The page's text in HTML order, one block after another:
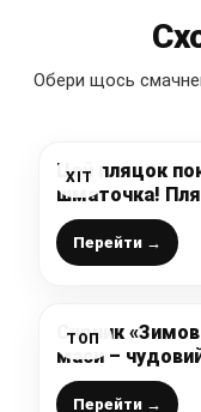
Обери щось
ХІТ
Цей пляцок
шматочка!
коржами,
карамельним
Перейти →
ТОП
Сирник
маси –
господині
Перейти →